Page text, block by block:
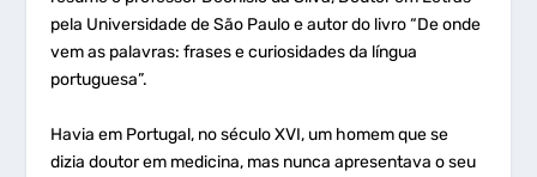
pela Universidade de São Paulo e autor do livro “De onde
vem as palavras: frases e curiosidades da língua
portuguesa”.
Havia em Portugal, no século XVI, um homem que se
dizia doutor em medicina, mas nunca apresentava o seu